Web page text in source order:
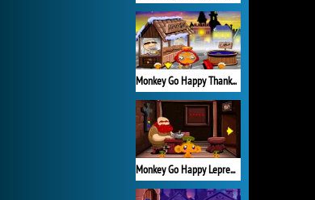
Monkey Go Happy Thanksgiving
Monkey Go Happy Leprechauns